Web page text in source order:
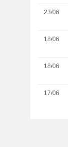
23/06
18/06
18/06
17/06